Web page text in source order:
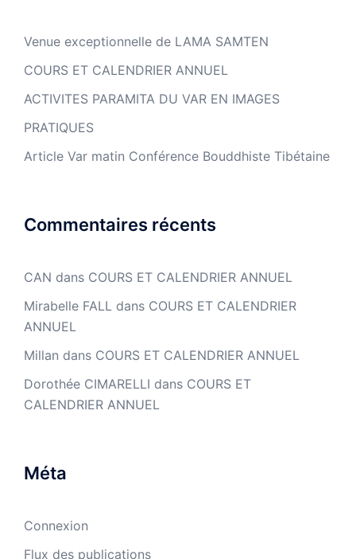
Venue exceptionnelle de LAMA SAMTEN
COURS ET CALENDRIER ANNUEL
ACTIVITES PARAMITA DU VAR EN IMAGES
PRATIQUES
Article Var matin Conférence Bouddhiste Tibétaine
Commentaires récents
CAN dans COURS ET CALENDRIER ANNUEL
Mirabelle FALL dans COURS ET CALENDRIER
ANNUEL
Millan dans COURS ET CALENDRIER ANNUEL
Dorothée CIMARELLI dans COURS ET
CALENDRIER ANNUEL
Méta
Connexion
Flux des publications